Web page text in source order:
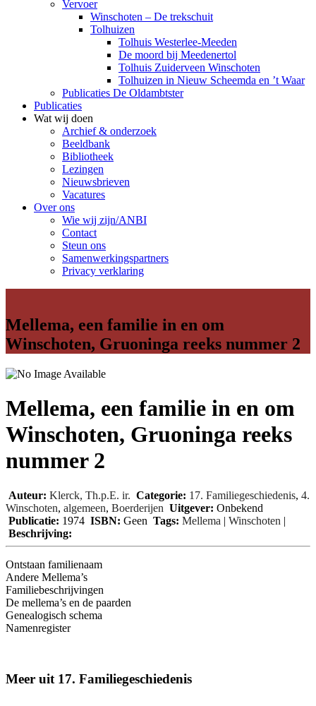
Vervoer
Winschoten – De trekschuit
Tolhuizen
Tolhuis Westerlee-Meeden
De moord bij Meedenertol
Tolhuis Zuiderveen Winschoten
Tolhuizen in Nieuw Scheemda en ’t Waar
Publicaties De Oldambtster
Publicaties
Wat wij doen
Archief & onderzoek
Beeldbank
Bibliotheek
Lezingen
Nieuwsbrieven
Vacatures
Over ons
Wie wij zijn/ANBI
Contact
Steun ons
Samenwerkingspartners
Privacy verklaring
Mellema, een familie in en om
Winschoten, Gruoninga reeks nummer 2
Mellema, een familie in en om
Winschoten, Gruoninga reeks
nummer 2
Auteur: Klerck, Th.p.E. ir. Categorie: 17. Familiegeschiedenis, 4.
Winschoten, algemeen, Boerderijen Uitgever: Onbekend
Publicatie: 1974 ISBN: Geen Tags: Mellema | Winschoten |
Beschrijving:
Ontstaan familienaam
Andere Mellema’s
Familiebeschrijvingen
De mellema’s en de paarden
Genealogisch schema
Namenregister
Meer uit 17. Familiegeschiedenis